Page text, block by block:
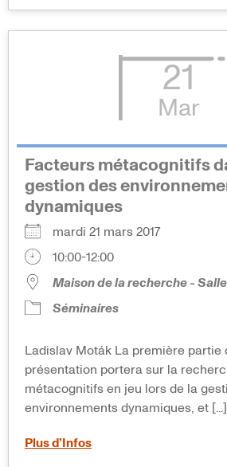
21
Mar
Facteurs métacognitifs
gestion des
dynamiques
mardi 21 mars 2017
10:00-12:00
Maison de la recherche -
Séminaires
Ladislav Moták La première partie
présentation portera sur la
métacognitifs en jeu lors de la
environnements dynamiques, et [...]
Plus d’Infos